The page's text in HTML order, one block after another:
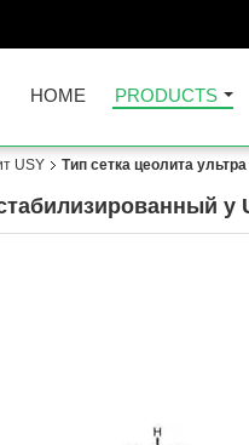
HOME PRODUCTS
USY Тип сетка цеолита
y